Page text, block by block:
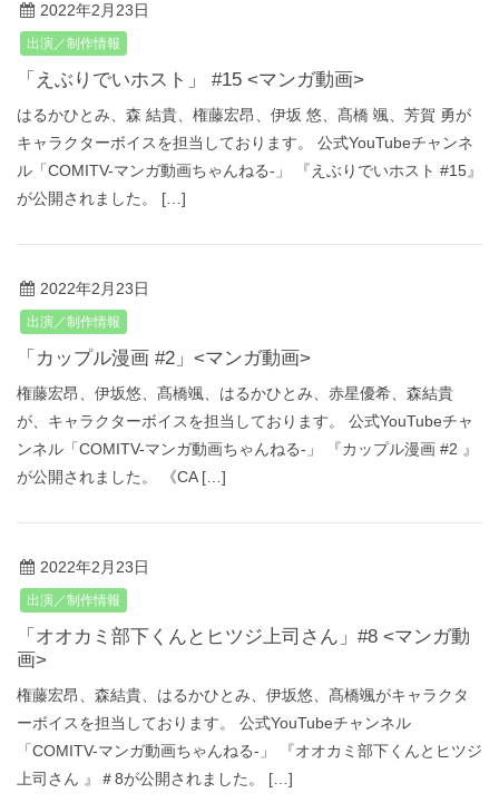
2022年2月23日
出演／制作情報
「えぶりでいホスト」 #15 <マンガ動画>
はるかひとみ、森 結貴、権藤宏昂、伊坂 悠、髙橋 颯、芳賀 勇が
キャラクターボイスを担当しております。 公式YouTubeチャンネ
ル「COMITV-マンガ動画ちゃんねる‐」 『えぶりでいホスト #15』
が公開されました。 […]
2022年2月23日
出演／制作情報
「カップル漫画 #2」<マンガ動画>
権藤宏昂、伊坂悠、髙橋颯、はるかひとみ、赤星優希、森結貴
が、キャラクターボイスを担当しております。 公式YouTubeチャ
ンネル「COMITV-マンガ動画ちゃんねる‐」 『カップル漫画 #2 』
が公開されました。 《CA […]
2022年2月23日
出演／制作情報
「オオカミ部下くんとヒツジ上司さん」#8 <マンガ動
画>
権藤宏昂、森結貴、はるかひとみ、伊坂悠、髙橋颯がキャラクタ
ーボイスを担当しております。 公式YouTubeチャンネル
「COMITV-マンガ動画ちゃんねる‐」 『オオカミ部下くんとヒツジ
上司さん 』＃8が公開されました。 […]